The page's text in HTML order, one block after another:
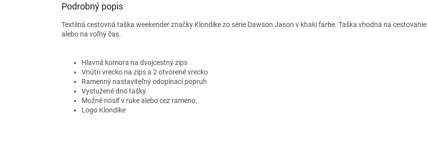
Podrobný popis
Textilná cestovná taška weekender značky Klondike zo série Dawson Jason v khaki farbe. Taška vhodná na cestovanie
alebo na voľný čas.
Hlavná komora na dvojcestný zips
Vnútri vrecko na zips a 2 otvorené vrecko
Ramenný nastaviteľný odopínací popruh
Vystužené dno tašky.
Možné nosiť v ruke alebo cez rameno.
Logo Klondike